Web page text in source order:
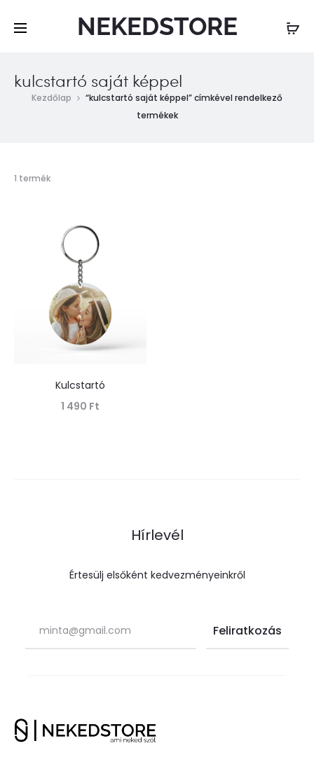
NEKEDSTORE
kulcstartó saját képpel
Kezdőlap
“kulcstartó saját képpel” címkével rendelkező
termékek
1 termékÖsszesen
Kulcstartó
1 490 Ft
Hírlevél
Értesülj elsőként kedvezményeinkről